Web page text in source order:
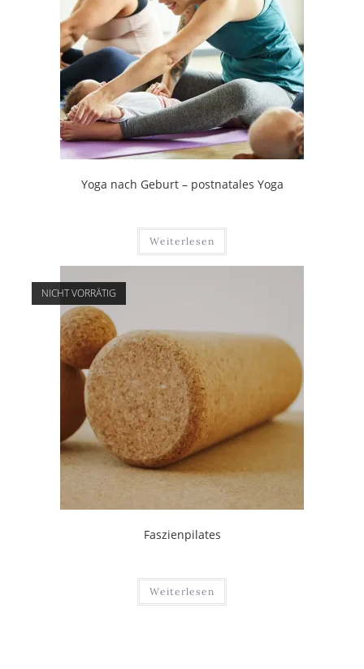
Yoga nach Geburt – postnatales Yoga
Weiterlesen
NICHT VORRÄTIG
Faszienpilates
Weiterlesen